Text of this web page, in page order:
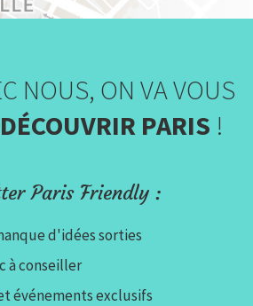
NOUS, ON VA VOUS
PARIS !
Paris Friendly :
d'idées sorties
à conseiller
événements exclusifs